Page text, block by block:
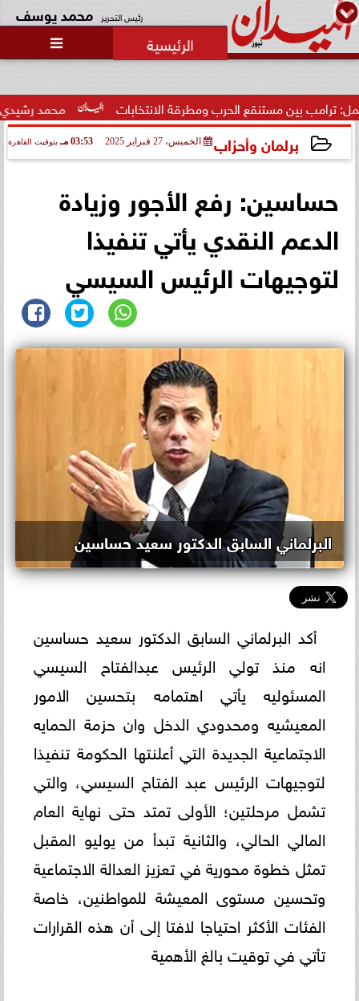
رئيس التحرير محمد يوسف

محمد رشيدي: لقاء الرئيس السيسي ومطرقة الانتخابات
برلمان وأحزاب الخميس، 27 فبراير 2025 03:53 مـ بتوقيت القاهرة
حساسين: رفع الأجور وزيادة
الدعم النقدي يأتي تنفيذا
لتوجيهات الرئيس السيسي
البرلماني السابق الدكتور سعيد حساسين
أكد البرلماني السابق الدكتور سعيد حساسين
انه منذ تولي الرئيس عبدالفتاح السيسي
المسئوليه يأتي اهتمامه بتحسين الامور
المعيشيه ومحدودي الدخل وان حزمة الحمايه
الاجتماعية الجديدة التي أعلنتها الحكومة تنفيذا
لتوجيهات الرئيس عبد الفتاح السيسي، والتي
تشمل مرحلتين؛ الأولى تمتد حتى نهاية العام
المالي الحالي، والثانية تبدأ من يوليو المقبل
تمثل خطوة محورية في تعزيز العدالة الاجتماعية
وتحسين مستوى المعيشة للمواطنين، خاصة
الفئات الأكثر احتياجا لافتا إلى أن هذه القرارات
تأتي في توقيت بالغ الأهمية
حالة غليان في نادي الشيخ زايد:
اتهامات للجنة المؤقتة بـ ”التواطؤ”